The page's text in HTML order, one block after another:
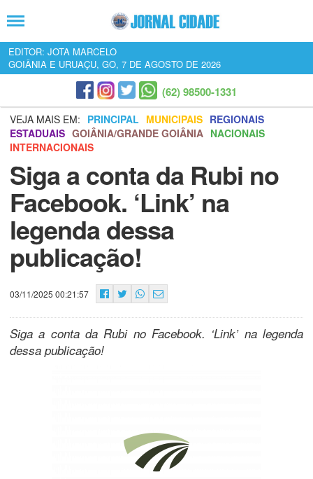
EDITOR: JOTA MARCELO
GOIÂNIA E URUAÇU, GO, 7 DE AGOSTO DE 2026
(62) 98500-1331
VEJA MAIS EM: PRINCIPAL MUNICIPAIS REGIONAIS
ESTADUAIS GOIÂNIA/GRANDE GOIÂNIA NACIONAIS
INTERNACIONAIS
Siga a conta da Rubi no
Facebook. ‘Link’ na
legenda dessa
publicação!
03/11/2025 00:21:57
Siga a conta da Rubi no Facebook. ‘Link’ na legenda
dessa publicação!